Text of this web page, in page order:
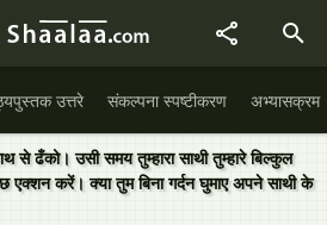
उत्तरे संकल्पना स्पष्टीकरण अभ्यासक्रम
से ढँको। उसी समय तुम्हारा साथी तुम्हारे बिल्कुल
एक्शन करें। क्या तुम बिना गर्दन घुमाए अपने साथी के